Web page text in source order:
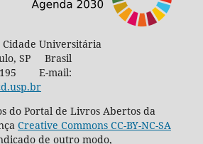
Cidade Universitária
SP Brasil
4195 E-mail:
do Portal de Livros Abertos da
Creative Commons CC-BY-NC-SA
de outro modo,